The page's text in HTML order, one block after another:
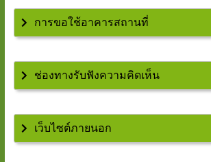
การขอใช้อาคารสถานที่
ช่องทางรับฟังความคิดเห็น
เว็บไซต์ภายนอก